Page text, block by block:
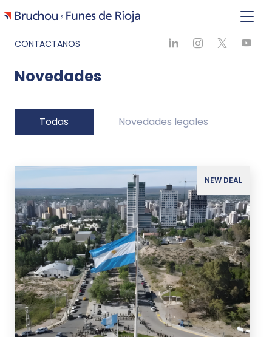
CONTACTANOS
Novedades
Todas Novedades legales
NEW DEAL